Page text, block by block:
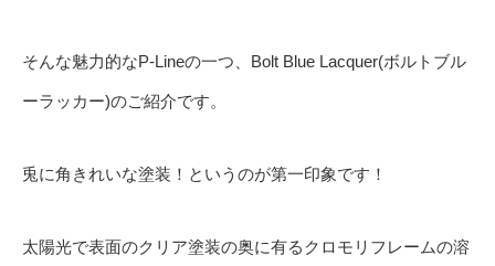
そんな魅力的なP-Lineの一つ、Bolt Blue Lacquer(ボルトブル
ーラッカー)のご紹介です。
兎に角きれいな塗装！というのが第一印象です！
太陽光で表面のクリア塗装の奥に有るクロモリフレームの溶